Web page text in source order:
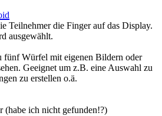
Teilnehmer die Finger auf das Display.
ausgewählt.
fünf Würfel mit eigenen Bildern oder
Geeignet um z.B. eine Auswahl zu
zu erstellen o.ä.
(habe ich nicht gefunden!?)